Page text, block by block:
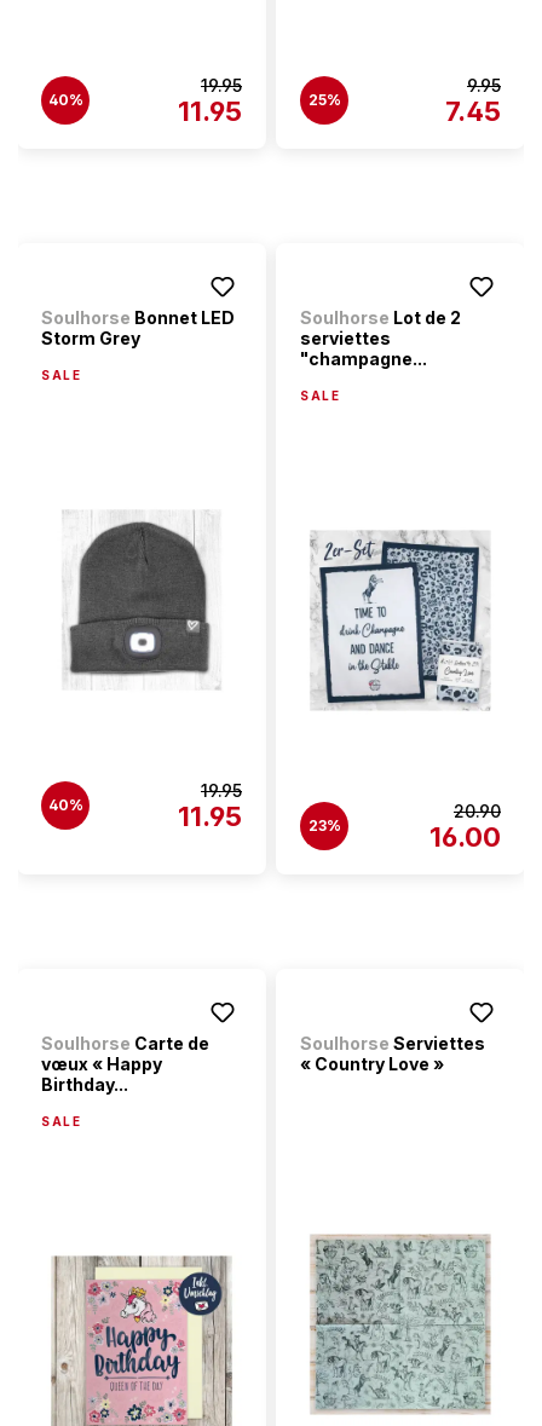
40%
19.95
11.95 25%
9.95
7.45
Soulhorse Bonnet LED
Storm Grey
SALE
40%
19.95
11.95
Soulhorse Lot de 2
serviettes
"champagne...
SALE
23%
20.90
16.00
Soulhorse Carte de
vœux « Happy
Birthday...
SALE
Soulhorse Serviettes
« Country Love »